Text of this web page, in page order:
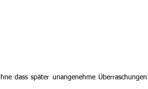
dass später unangenehme Überraschungen